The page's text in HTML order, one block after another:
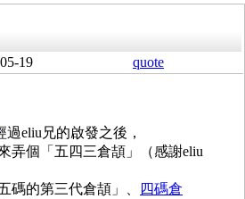
19 quote
過eliu兄的啟發之後，
弄個「五四三倉頡」（感謝eliu
碼的第三代倉頡」、
四碼倉